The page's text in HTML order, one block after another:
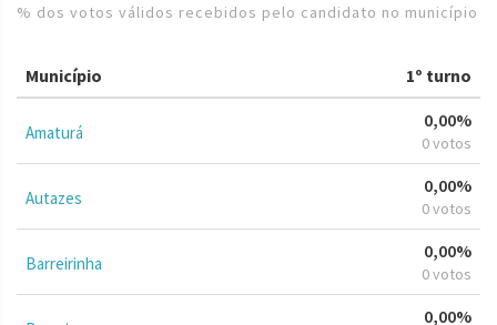
% dos votos válidos recebidos pelo candidato no município
Município 1º turno
Amaturá
0,00%
0 votos
Autazes
0,00%
0 votos
Barreirinha
0,00%
0 votos
0,00%